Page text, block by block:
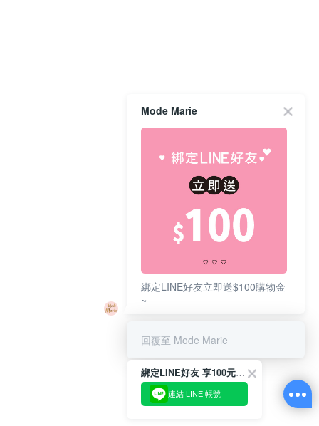
Mode Marie
綁定LINE好友立即送$100購物金
~
回覆至 Mode Marie
綁定LINE好友 享100元折價券
連結 LINE 帳號